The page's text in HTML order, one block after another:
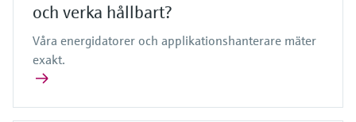
och verka hållbart?
Våra energidatorer och applikationshanterare mäter
exakt.